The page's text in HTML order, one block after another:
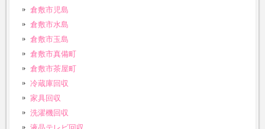
倉敷市児島
倉敷市水島
倉敷市玉島
倉敷市真備町
倉敷市茶屋町
冷蔵庫回収
家具回収
洗濯機回収